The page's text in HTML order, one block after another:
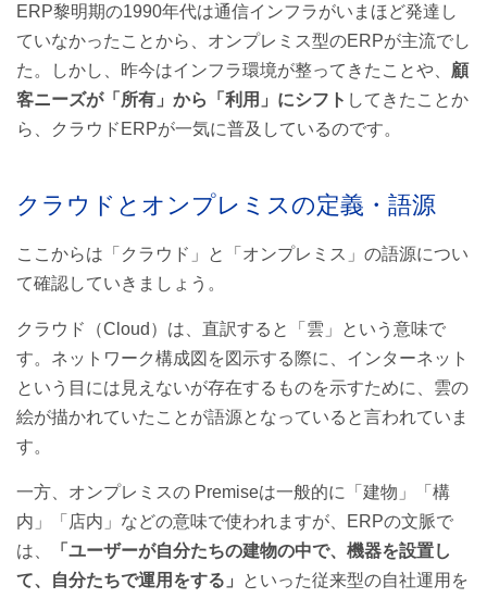
自社と同業種での導入実績があるか
トライアルで機能・操作性を確認
セキュリティ・サポート体制の確認
まとめ
ERP黎明期の1990年代は通信インフラがいまほど発達し
ていなかったことから、オンプレミス型のERPが主流でし
た。しかし、昨今はインフラ環境が整ってきたことや、 顧
客ニーズが「所有」から「利用」にシフト してきたことか
ら、クラウドERPが一気に普及しているのです。
クラウドとオンプレミスの定義・語源
ここからは「クラウド」と「オンプレミス」の語源につい
て確認していきましょう。
クラウド（Cloud）は、直訳すると「雲」という意味で
す。ネットワーク構成図を図示する際に、インターネット
という目には見えないが存在するものを示すために、雲の
絵が描かれていたことが語源となっていると言われていま
す。
一方、オンプレミスの Premiseは一般的に「建物」「構
内」「店内」などの意味で使われますが、ERPの文脈で
は、
「ユーザーが自分たちの建物の中で、機器を設置し
て、自分たちで運用をする」
といった従来型の自社運用を